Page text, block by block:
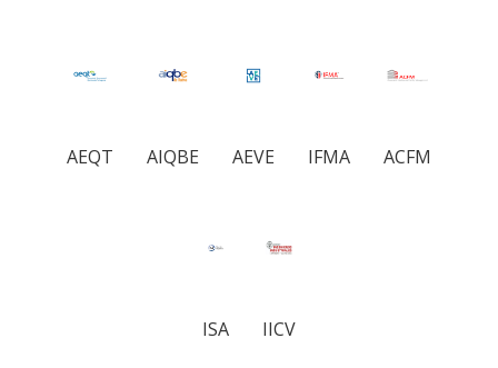
AEQT AIQBE AEVE IFMA ACFM
ISA IICV